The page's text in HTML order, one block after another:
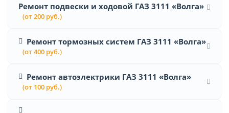
Ремонт подвески и ходовой ГАЗ 3111 «Волга»
(от 200 руб.)
Ремонт тормозных систем ГАЗ 3111 «Волга»
(от 400 руб.)
Ремонт автоэлектрики ГАЗ 3111 «Волга»
(от 100 руб.)